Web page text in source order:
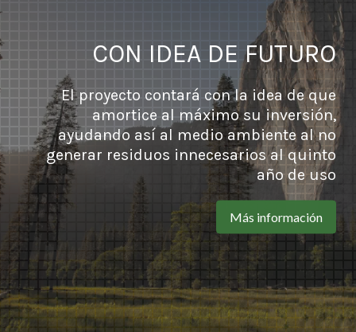
CON IDEA DE FUTURO
El proyecto contará con la idea de que
amortice al máximo su inversión,
ayudando así al medio ambiente al no
generar residuos innecesarios al quinto
año de uso
Más información